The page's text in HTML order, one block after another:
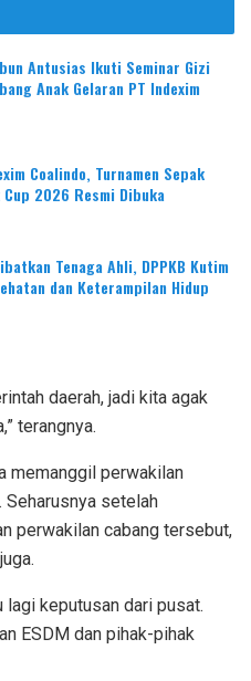
Antusias Ikuti Seminar Gizi
Anak Gelaran PT Indexim
Coalindo, Turnamen Sepak
2026 Resmi Dibuka
Tenaga Ahli, DPPKB Kutim
dan Keterampilan Hidup
daerah, jadi kita agak
terangnya.
memanggil perwakilan
Seharusnya setelah
perwakilan cabang tersebut,
lagi keputusan dari pusat.
ESDM dan pihak-pihak